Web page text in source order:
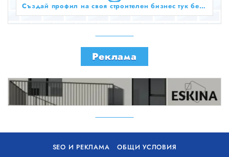
Създай профил на своя строителен бизнес тук безплатно!
Реклама
SEO И РЕКЛАМА
ОБЩИ УСЛОВИЯ